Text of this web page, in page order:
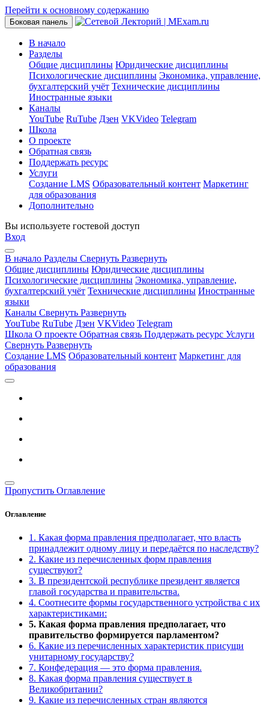
Перейти к основному содержанию
Боковая панель
В начало
Разделы
Общие дисциплины Юридические дисциплины
Психологические дисциплины Экономика, управление,
бухгалтерский учёт Технические дисциплины
Иностранные языки
Каналы
YouTube RuTube Дзен VKVideo Telegram
Школа
О проекте
Обратная связь
Поддержать ресурс
Услуги
Создание LMS Образовательный контент Маркетинг
для образования
Дополнительно
Вы используете гостевой доступ
Вход
В начало Разделы Свернуть Развернуть
Общие дисциплины Юридические дисциплины
Психологические дисциплины Экономика, управление,
бухгалтерский учёт Технические дисциплины Иностранные
языки
Каналы Свернуть Развернуть
YouTube RuTube Дзен VKVideo Telegram
Школа О проекте Обратная связь Поддержать ресурс Услуги
Свернуть Развернуть
Создание LMS Образовательный контент Маркетинг для
образования
Пропустить Оглавление
Оглавление
1. Какая форма правления предполагает, что власть
принадлежит одному лицу и передаётся по наследству?
2. Какие из перечисленных форм правления
существуют?
3. В президентской республике президент является
главой государства и правительства.
4. Соотнесите формы государственного устройства с их
характеристиками:
5. Какая форма правления предполагает, что
правительство формируется парламентом?
6. Какие из перечисленных характеристик присущи
унитарному государству?
7. Конфедерация — это форма правления.
8. Какая форма правления существует в
Великобритании?
9. Какие из перечисленных стран являются